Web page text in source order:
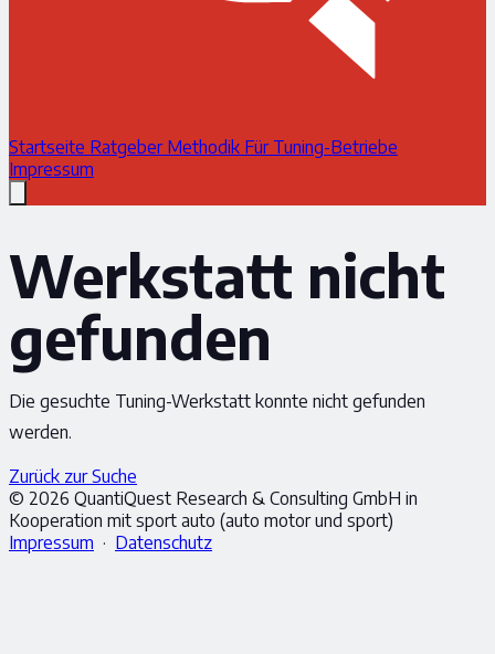
Startseite Ratgeber Methodik Für Tuning-Betriebe
Impressum
Werkstatt nicht
gefunden
Die gesuchte Tuning-Werkstatt konnte nicht gefunden
werden.
Zurück zur Suche
© 2026 QuantiQuest Research & Consulting GmbH in
Kooperation mit sport auto (auto motor und sport)
Impressum · Datenschutz